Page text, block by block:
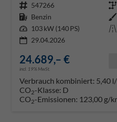
Fahrzeugnr. 547266 Getriebe
Kraftstoff Benzin Außenfarbe
Leistung 103 kW (140 PS) Kilometerstand
29.04.2026
24.689,– €
incl. 19% MwSt.
Verbrauch kombiniert: 5,40
CO2-Klasse: D
CO2-Emissionen: 123,00 g/